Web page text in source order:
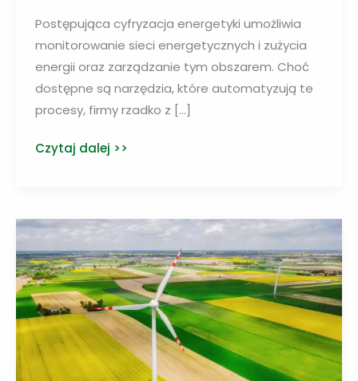
Postępująca cyfryzacja energetyki umożliwia
monitorowanie sieci energetycznych i zużycia
energii oraz zarządzanie tym obszarem. Choć
dostępne są narzędzia, które automatyzują te
procesy, firmy rzadko z […]
Firmy
nie
kontrolują
zużycia
energii
Czytaj dalej >>